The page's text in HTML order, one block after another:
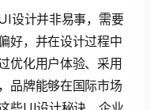
设计并非易事，需要
好，并在设计过程中
优化用户体验、采用
品牌能够在国际市场